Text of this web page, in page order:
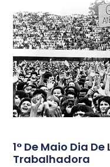
1° De Maio Dia
Trabalhadora